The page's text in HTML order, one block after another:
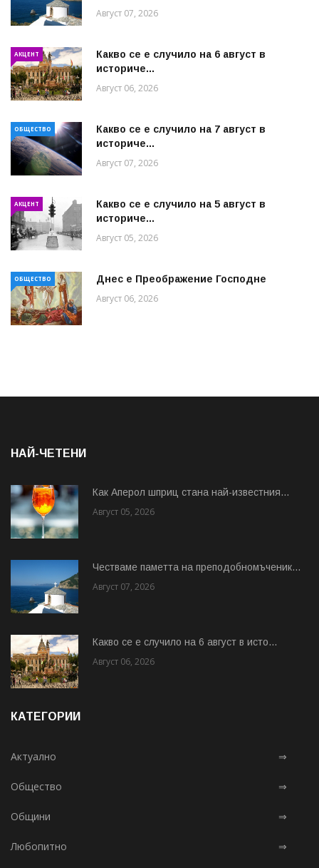
Август 07, 2026
АКЦЕНТ
Какво се е случило на 6 август в
историче...
Август 06, 2026
ОБЩЕСТВО
Какво се е случило на 7 август в
историче...
Август 07, 2026
АКЦЕНТ
Какво се е случило на 5 август в
историче...
Август 05, 2026
ОБЩЕСТВО Днес е Преображение Господне
Август 06, 2026
НАЙ-ЧЕТЕНИ
Как Аперол шприц стана най-известния...
Август 05, 2026
Честваме паметта на преподобномъченик...
Август 07, 2026
Какво се е случило на 6 август в исто...
Август 06, 2026
КАТЕГОРИИ
Актуално ⇒
Общество ⇒
Общини ⇒
Любопитно ⇒